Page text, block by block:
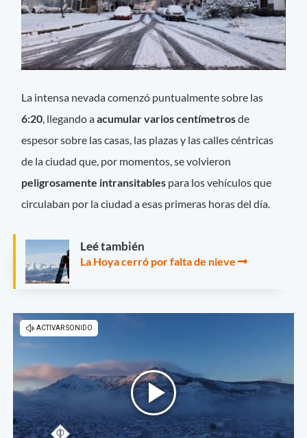
La intensa nevada comenzó puntualmente sobre las
6:20, llegando aacumular varios centímetrosde
espesor sobre las casas, las plazas y las calles céntricas
de la ciudad que, por momentos, se volvieron
peligrosamente intransitables para los vehículos que
circulaban por la ciudad a esas primeras horas del día.
Leé también
La Hoya cerró por falta de nieve